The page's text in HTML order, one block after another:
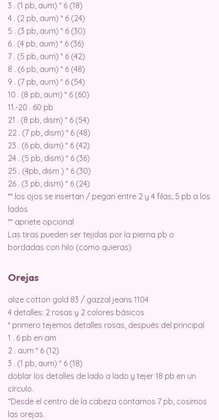
3 . (1 pb, aum) * 6 (18)
4 . (2 pb, aum) * 6 (24)
5 . (3 pb, aum) * 6 (30)
6 . (4 pb, aum) * 6 (36)
7 . (5 pb, aum) * 6 (42)
8 . (6 pb, aum) * 6 (48)
9 . (7 pb, aum) * 6 (54)
10 . (8 pb, aum) * 6 (60)
11.-20 . 60 pb
21 . (8 pb, dism) * 6 (54)
22 . (7 pb, dism) * 6 (48)
23 . (6 pb, dism) * 6 (42)
24 . (5 pb, dism) * 6 (36)
25 . (4pb, dism ) * 6 (30)
26 . (3 pb, dism) * 6 (24)
** los ojos se insertan / pegan entre 2 y 4 filas, 5 pb a los
lados
** apriete opcional
Las tiras pueden ser tejidas por la pierna pb o
bordadas con hilo (como quieras)
Orejas
alize cotton gold 83 / gazzal jeans 1104
4 detalles: 2 rosas y 2 colores básicos
* primero tejemos detalles rosas, después del principal
1 . 6 pb en am
2 . aum * 6 (12)
3 . (1 pb, aum) * 6 (18)
doblar los detalles de lado a lado y tejer 18 pb en un
círculo.
“Desde el centro de la cabeza contamos 7 pb, cosimos
las orejas.